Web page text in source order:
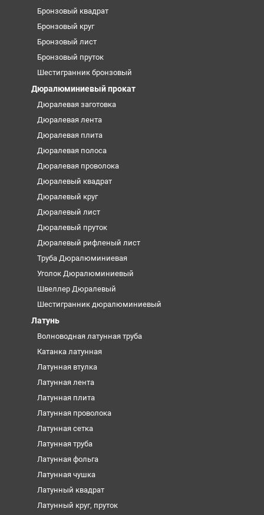
Бронзовый квадрат
Бронзовый круг
Бронзовый лист
Бронзовый пруток
Шестигранник бронзовый
Дюралюминиевый прокат
Дюралевая заготовка
Дюралевая лента
Дюралевая плита
Дюралевая полоса
Дюралевая проволока
Дюралевый квадрат
Дюралевый круг
Дюралевый лист
Дюралевый пруток
Дюралевый рифленый лист
Труба Дюралюминиевая
Уголок Дюралюминиевый
Швеллер Дюралевый
Шестигранник дюралюминиевый
Латунь
Волноводная латунная труба
Катанка латунная
Латунная втулка
Латунная лента
Латунная плита
Латунная проволока
Латунная сетка
Латунная труба
Латунная фольга
Латунная чушка
Латунный квадрат
Латунный круг, пруток